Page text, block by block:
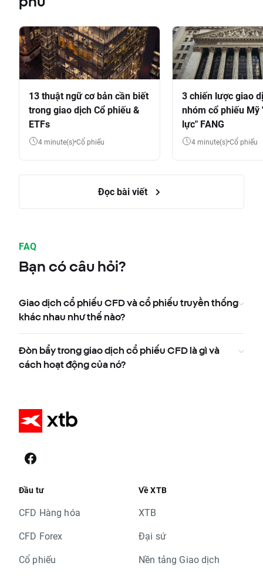
13 thuật ngữ cơ bản cần biết
trong giao dịch Cổ phiếu &
ETFs
4 minute(s) Cổ phiếu
3 chiến lược giao
nhóm cổ phiếu Mỹ
lực" FANG
4 minute(s) Cổ phiếu
Đọc bài viết
FAQ
Bạn có câu hỏi?
Giao dịch cổ phiếu CFD và cổ phiếu truyền thống
khác nhau như thế nào?
Đòn bẩy trong giao dịch cổ phiếu CFD là gì và
cách hoạt động của nó?
Đầu tư
CFD Hàng hóa
CFD Forex
Cổ phiếu
Về XTB
XTB
Đại sứ
Nền tảng Giao dịch